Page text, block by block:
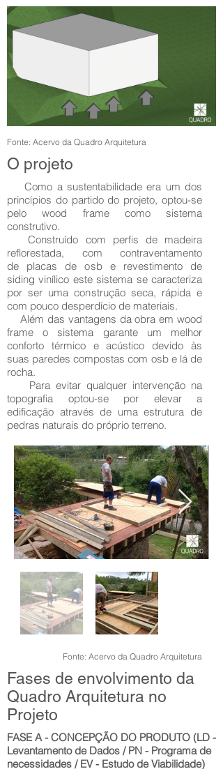
Fonte: Acervo da Quadro Arquitetura
O projeto
Como a sustentabilidade era um dos
princípios do partido do projeto, optou-se
pelo wood frame como sistema
construtivo.
Construído com perfis de madeira
reflorestada, com contraventamento
de placas de osb e revestimento de
siding vinílico este sistema se caracteriza
por ser uma construção seca, rápida e
com pouco desperdício de materiais.
Além das vantagens da obra em wood
frame o sistema garante um melhor
conforto térmico e acústico devido às
suas paredes compostas com osb e lá de
rocha.
Para evitar qualquer intervenção na
topografia optou-se por elevar a
edificação através de uma estrutura de
pedras naturais do próprio terreno.
Fonte: Acervo da Quadro Arquitetura
Fases de envolvimento da
Quadro Arquitetura no
Projeto
FASE A - CONCEPÇÃO DO PRODUTO (LD -
Levantamento de Dados / PN - Programa de
necessidades / EV - Estudo de Viabilidade)